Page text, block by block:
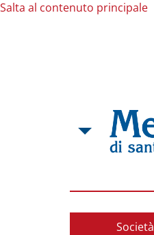
Salta al contenuto principale
Società